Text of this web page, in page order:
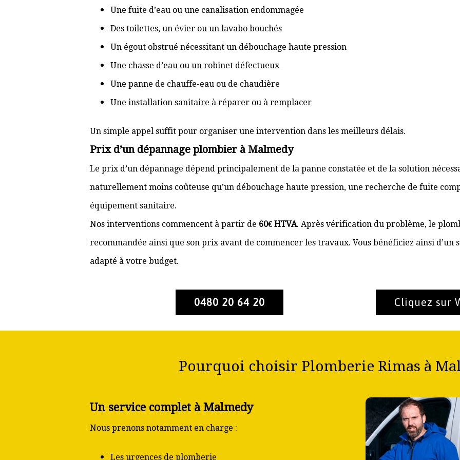
Une fuite d’eau ou une canalisation endommagée
Des toilettes, un évier ou un lavabo bouchés
Un égout obstrué nécessitant un débouchage haute pression
Une chasse d’eau ou un robinet défectueux
Une panne de chauffe-eau ou de chaudière
Une installation sanitaire à réparer ou à remplacer
Un simple appel suffit pour organiser une intervention dans les meilleurs délais.
Prix d’un dépannage plombier à Malmedy
Le prix d’un dépannage dépend principalement de la panne constatée et de la solution
naturellement moins coûteuse qu’un débouchage haute pression, une recherche de fuite
équipement sanitaire.
Nos interventions commencent à partir de 60€ HTVA. Après vérification du problème, le
recommandée ainsi que son prix avant de commencer les travaux. Vous bénéficiez ainsi
adapté à votre budget.
0480 20 64 20 Cliquez sur
Pourquoi choisir Plomberie Rimas à
Un service complet à Malmedy
Nous prenons notamment en charge :
Les urgences de plomberie